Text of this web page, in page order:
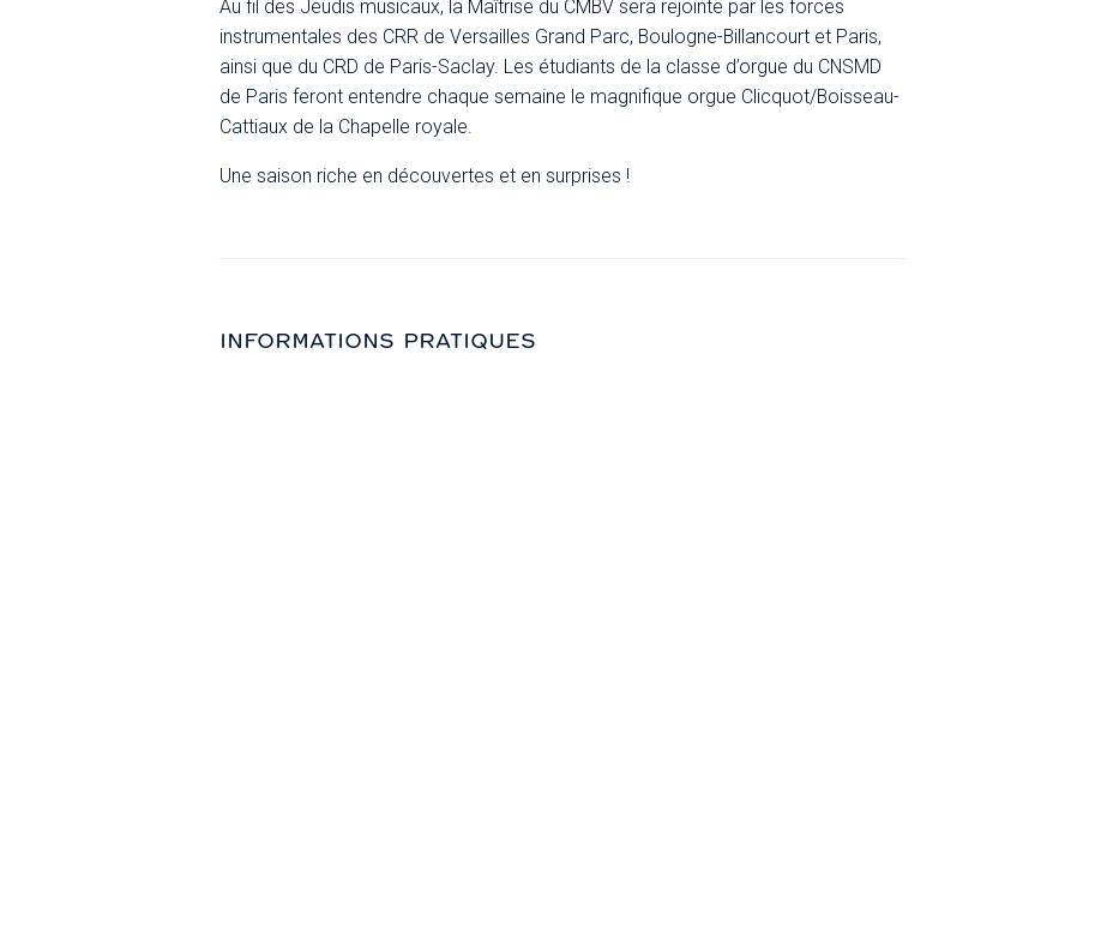
Au fil des Jeudis musicaux, la Maîtrise du CMBV sera rejointe par les forces
instrumentales des CRR de Versailles Grand Parc, Boulogne-Billancourt et Paris,
ainsi que du CRD de Paris-Saclay. Les étudiants de la classe d’orgue du CNSMD
de Paris feront entendre chaque semaine le magnifique orgue Clicquot/Boisseau-
Cattiaux de la Chapelle royale.
Une saison riche en découvertes et en surprises !
INFORMATIONS PRATIQUES